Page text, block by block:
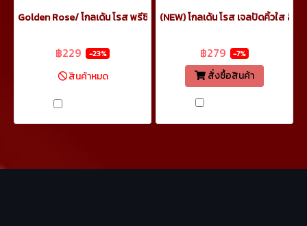
Golden Rose/ โกลเด้น โรส พรีซิชั่น ไลเนอร์ Precision Liner ปากกาพู่กั
฿229 -23%
สินค้าหมด
(NEW) โกลเด้น โรส เจลปัดคิ้วใส ลิ
฿279 -7%
สั่งซื้อสินค้า